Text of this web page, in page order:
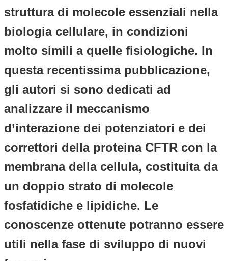
struttura di molecole essenziali nella
biologia cellulare, in condizioni
molto simili a quelle fisiologiche. In
questa recentissima pubblicazione,
gli autori si sono dedicati ad
analizzare il meccanismo
d’interazione dei potenziatori e dei
correttori della proteina CFTR con la
membrana della cellula, costituita da
un doppio strato di molecole
fosfatidiche e lipidiche. Le
conoscenze ottenute potranno essere
utili nella fase di sviluppo di nuovi